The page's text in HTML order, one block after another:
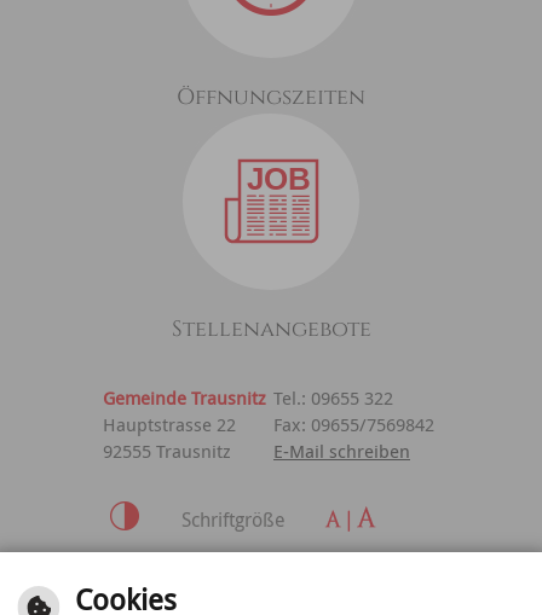
Öffnungszeiten
Stellenangebote
Gemeinde Trausnitz Tel.: 09655 322
Hauptstrasse 22
Fax: 09655/7569842
92555 Trausnitz
E-Mail schreiben
Schriftgröße
Datenschutzerklärung
Cookies